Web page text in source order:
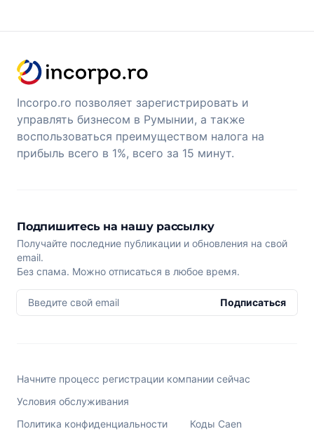
Incorpo.ro позволяет зарегистрировать и
управлять бизнесом в Румынии, а также
воспользоваться преимуществом налога на
прибыль всего в 1%, всего за 15 минут.
Подпишитесь на нашу рассылку
Получайте последние публикации и обновления на свой
email.
Без спама. Можно отписаться в любое время.
Введите свой email Подписаться
Начните процесс регистрации компании сейчас
Условия обслуживания
Политика конфиденциальности
Коды Caen